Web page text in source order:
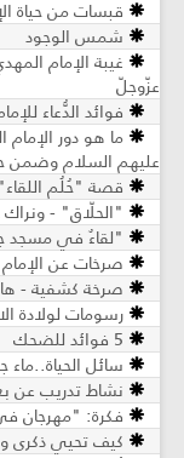
قبسات من حياة
شمس الوجود
غيبة الإمام
عزّوجلّ
فوائد الدُّعاء
ما هو دور
عليهم السلام وضمن
قصة "حُلُم اللقاء"
"الحلّاق" - ونراك
"لقاءٌ في مسجد
صرخات عن
صرخة كشفية -
رسومات لولادة
5 فوائد للضحك
سائل الحياة..ماء
نشاط تدريب عن
فكرة: "مهرجان
كيف تحيي ذكرى